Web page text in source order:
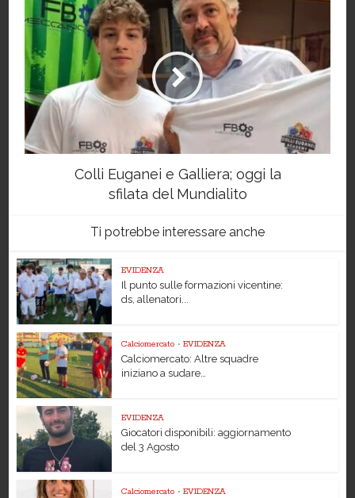
Colli Euganei e Galliera; oggi la
sfilata del Mundialito
Ti potrebbe interessare anche
EVIDENZA
Il punto sulle formazioni vicentine:
ds, allenatori...
Calciomercato • EVIDENZA
Calciomercato: Altre squadre
iniziano a sudare…
EVIDENZA
Giocatori disponibili: aggiornamento
del 3 Agosto
Calciomercato • EVIDENZA